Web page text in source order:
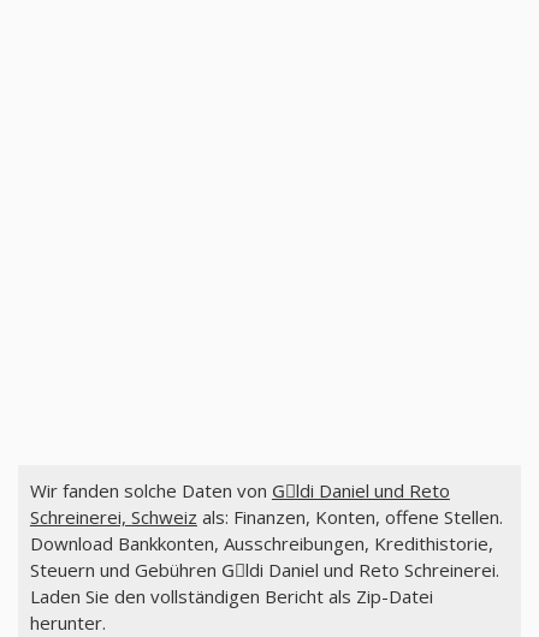
Wir fanden solche Daten von Gِldi Daniel und Reto
Schreinerei, Schweiz als: Finanzen, Konten, offene Stellen.
Download Bankkonten, Ausschreibungen, Kredithistorie,
Steuern und Gebühren Gِldi Daniel und Reto Schreinerei.
Laden Sie den vollständigen Bericht als Zip-Datei
herunter.